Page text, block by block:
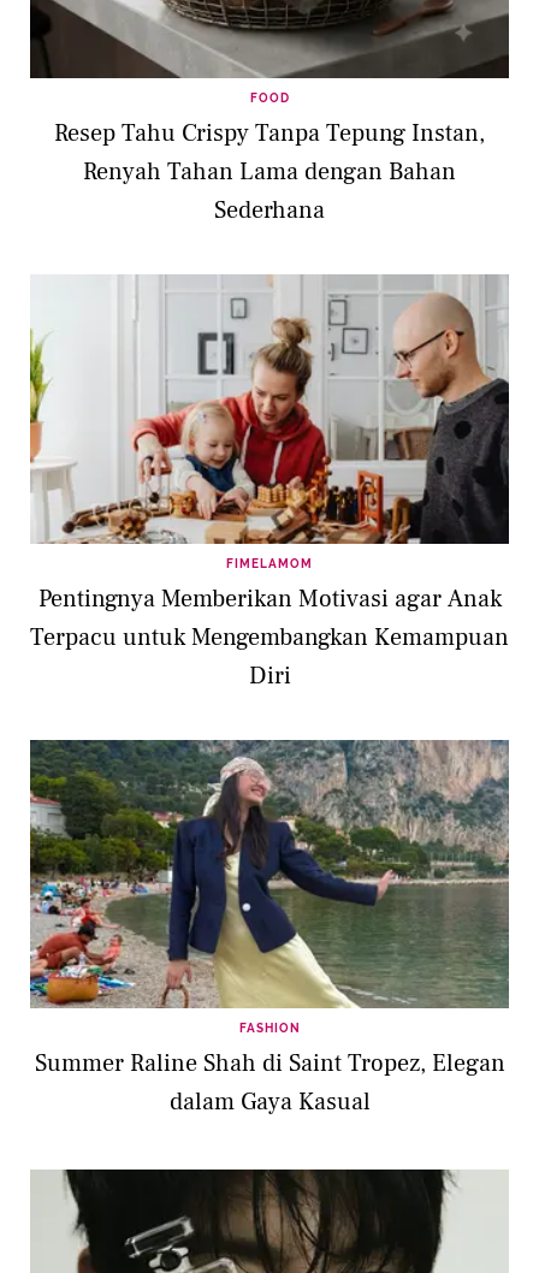
FOOD
Resep Tahu Crispy Tanpa Tepung Instan,
Renyah Tahan Lama dengan Bahan
Sederhana
FIMELAMOM
Pentingnya Memberikan Motivasi agar Anak
Terpacu untuk Mengembangkan Kemampuan
Diri
FASHION
Summer Raline Shah di Saint Tropez, Elegan
dalam Gaya Kasual